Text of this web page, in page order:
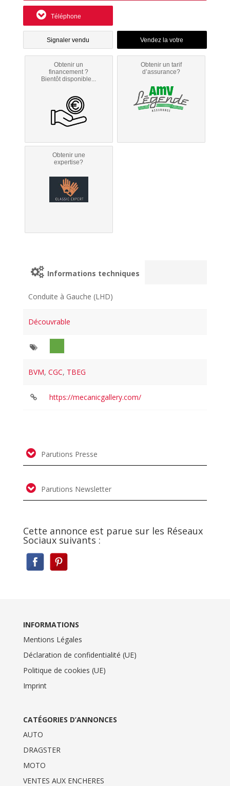
Téléphone
Signaler vendu
Obtenir un
financement ?
Bientôt disponible...
Obtenir un tarif
d’assurance?
Obtenir une
expertise?
Informations techniques
Conduite à Gauche (LHD)
Découvrable
BVM,CGC, TBEG
https://mecanicgallery.com/
Parutions Presse
Parutions Newsletter
Cette annonce est parue sur les Réseaux
Sociaux suivants :
INFORMATIONS
Mentions Légales
Déclaration de confidentialité (UE)
Politique de cookies (UE)
Imprint
CATÉGORIES D’ANNONCES
AUTO
DRAGSTER
MOTO
VENTES AUX ENCHERES